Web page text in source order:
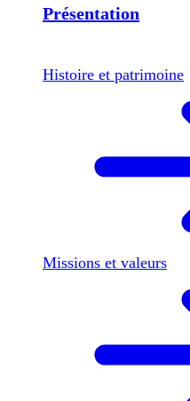
Présentation
Histoire et patrimoine
Missions et valeurs